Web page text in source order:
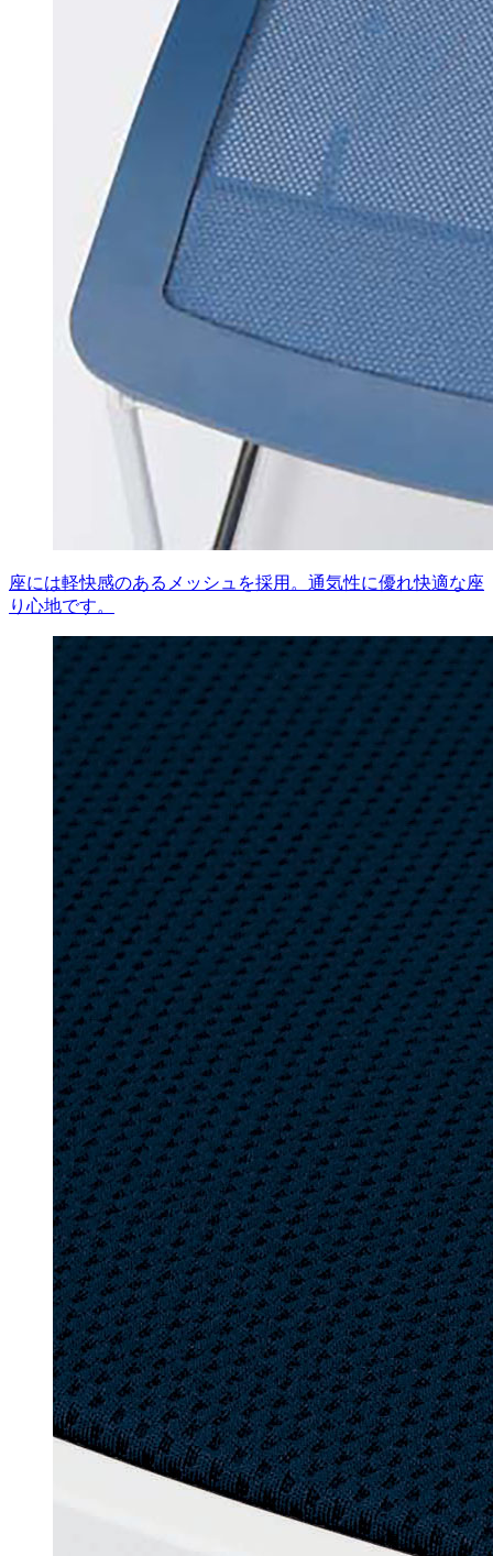
座には軽快感のあるメッシュを採用。通気性に優れ快適な座
り心地です。